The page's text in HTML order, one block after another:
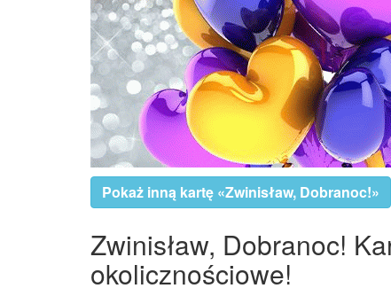
Pokaż inną kartę «Zwinisław, Dobranoc!»
Zwinisław, Dobranoc!
okolicznościowe!